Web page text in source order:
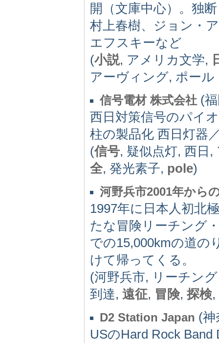
開（文庫中心）。独
村上春樹、ジョン・
エフスキーなど
(小説, アメリカ文学,
アーヴィング, ポー
信号電材 株式会社 (
西日対策信号のパイ
柱の製品化 西日灯器
(信号, 疑似点灯, 西日,
全, 発光素子, pole)
河野兵市2001年から
1997年に日本人初北
たな冒険リーチング
での15,000kmの道の
けて帰ってくる。
(河野兵市, リーチン
到達, 遠征, 冒険, 探検,
D2 Station Japan (神
USのHard Rock Band